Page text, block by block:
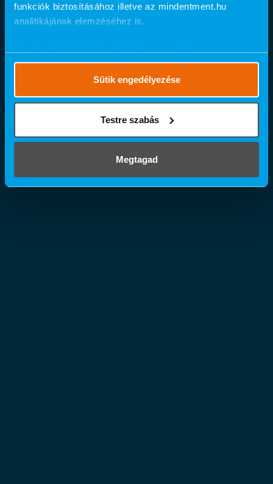
funkciók biztosításához illetve az mindentment.hu
analitikájának elemzéséhez is.
számunkra a mérések használatát. Részletes cookie
Sütik engedélyezése
Testre szabás
Megtagad